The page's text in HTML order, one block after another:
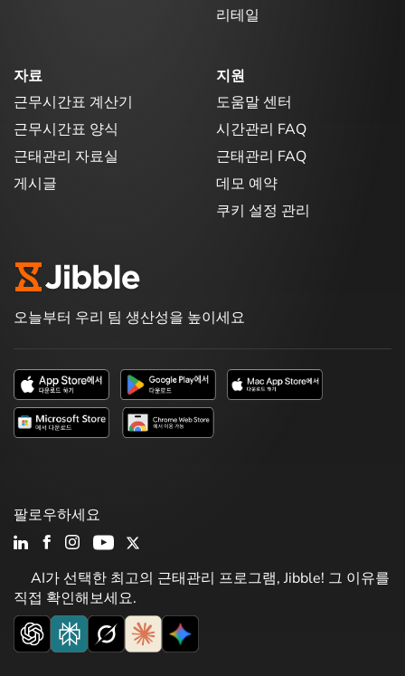
리테일
자료
근무시간표 계산기
근무시간표 양식
근태관리 자료실
게시글
지원
도움말 센터
시간관리 FAQ
근태관리 FAQ
데모 예약
쿠키 설정 관리
오늘부터 우리 팀 생산성을 높이세요
AI가 선택한 최고의 근태관리 프로그램, Jibble! 그 이유를
직접 확인해보세요.
팔로우하세요